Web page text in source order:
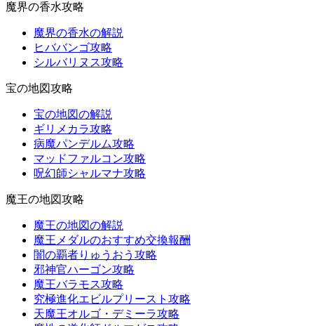
魔界の香水攻略
魔界の香水の解説
ヒババンゴ攻略
シルバリヌス攻略
宝の地図攻略
宝の地図の解説
ギリメカラ攻略
病魔パンデルム攻略
マッドファルコン攻略
呪幻師シャルマナ攻略
魔王の地図攻略
魔王の地図の解説
魔王メダルのおすすめ交換報酬
闇の覇者りゅうおう攻略
邪神官ハーゴン攻略
魔王バラモス攻略
究極進化エビルプリースト攻略
天魔王オルゴ・デミーラ攻略